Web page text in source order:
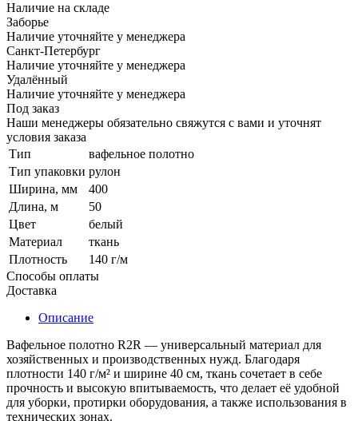
Наличие на складе
Заборье
Наличие уточняйте у менеджера
Санкт-Петербург
Наличие уточняйте у менеджера
Удалённый
Наличие уточняйте у менеджера
Под заказ
Наши менеджеры обязательно свяжутся с вами и уточнят
условия заказа
Тип
вафельное полотно
Тип упаковки рулон
Ширина, мм
400
Длина, м
50
Цвет
белый
Материал
ткань
Плотность
140 г/м
Способы оплаты
Доставка
Описание
Вафельное полотно R2R — универсальный материал для
хозяйственных и производственных нужд. Благодаря
плотности 140 г/м² и ширине 40 см, ткань сочетает в себе
прочность и высокую впитываемость, что делает её удобной
для уборки, протирки оборудования, а также использования в
технических зонах.